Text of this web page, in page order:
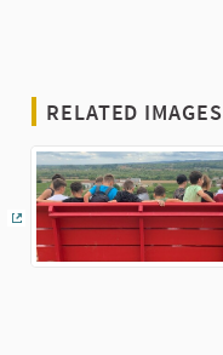
RELATED IMAGES
(External link)